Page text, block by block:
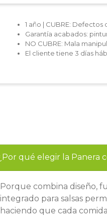
1 año | CUBRE: Defectos
Garantía acabados:
NO CUBRE: Mala
El cliente tiene 3 días
qué elegir la Panera
Porque combina diseño,
integrado para salsas
haciendo que cada